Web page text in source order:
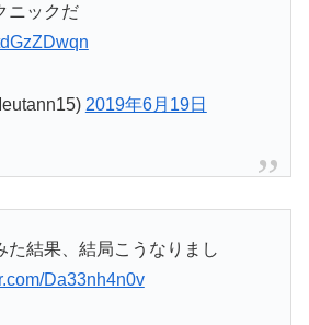
ニックだ
2019年6月19日
た結果、結局こうなりまし
Da33nh4n0v